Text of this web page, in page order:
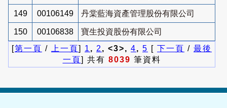
149 00106149 丹棠藍海資產管理股份有限公司
150 00106838
寶生投資股份有限公司
[第一頁 / 上一頁] 1 , 2 , <3>, 4, 5 [ 下一頁 / 最後
一頁] 共有 8039 筆資料